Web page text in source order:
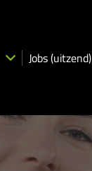
Jobs (uitzend)